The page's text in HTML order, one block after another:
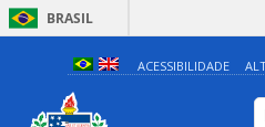
BRASIL
ACESSIBILIDADE